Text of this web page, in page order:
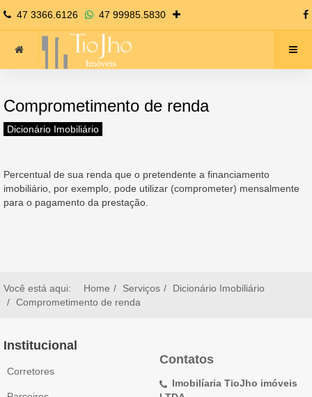
47 3366.6126 47 99985.5830
Comprometimento de renda
Dicionário Imobiliário
Percentual de sua renda que o pretendente a financiamento
imobiliário, por exemplo, pode utilizar (comprometer) mensalmente
para o pagamento da prestação.
Você está aqui: Home Serviços
Dicionário Imobiliário
Comprometimento de renda
Institucional
Corretores
Contatos
Imobilíaria TioJho imóveis